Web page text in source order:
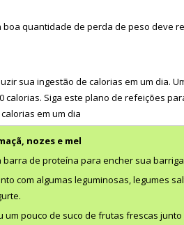
quantidade de perda de peso deve
sua ingestão de calorias em um dia.
calorias. Siga este plano de refeições
em um dia
nozes e mel
de proteína para encher sua
com algumas leguminosas, legumes
um pouco de suco de frutas frescas